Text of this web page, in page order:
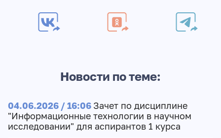
Новости по теме:
04.06.2026 / 16:06 Зачет по дисциплине
"Информационные технологии в научном
исследовании" для аспирантов 1 курса